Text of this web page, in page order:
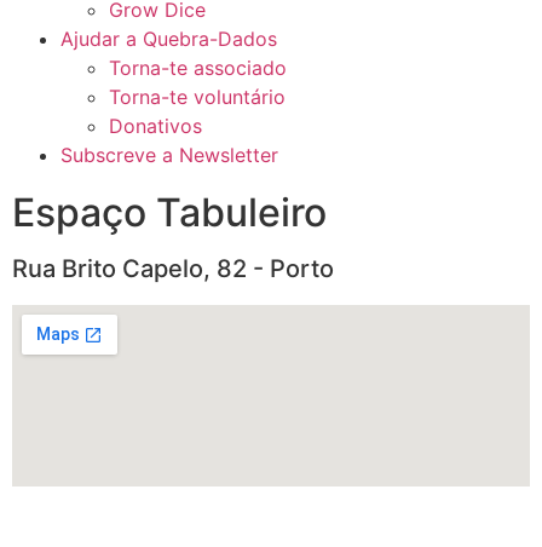
Grow Dice
Ajudar a Quebra-Dados
Torna-te associado
Torna-te voluntário
Donativos
Subscreve a Newsletter
Espaço Tabuleiro
Rua Brito Capelo, 82 - Porto